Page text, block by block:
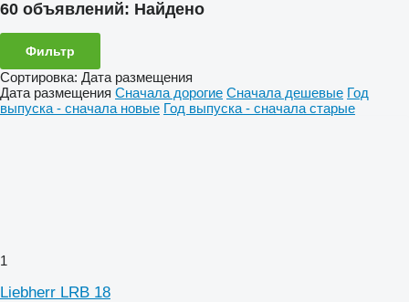
60 объявлений: Найдено
Фильтр
Сортировка: Дата размещения
Дата размещения Сначала дорогие Сначала дешевые Год
выпуска - сначала новые Год выпуска - сначала старые
1
Liebherr LRB 18